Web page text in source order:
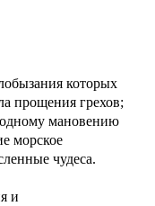
которых
прощения грехов;
мановению
морское
чудеса.
и